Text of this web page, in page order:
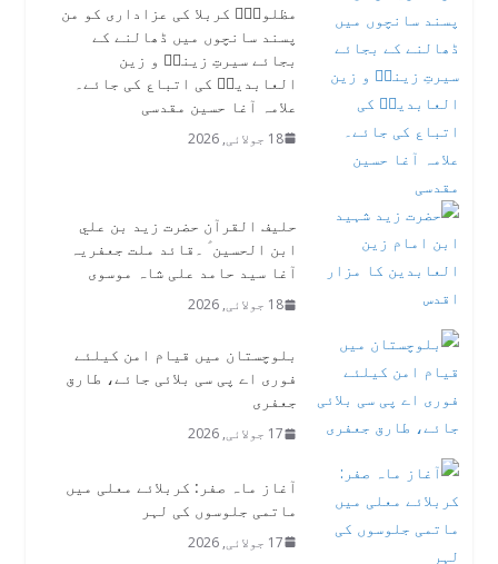
مظلومِؑ کربلا کی عزاداری کو من
پسند سانچوں میں ڈھالنے کے
بجائے سیرتِ زینبؑ و زین
العابدینؑ کی اتباع کی جائے۔
علامہ آغا حسین مقدسی
18 جولائی, 2026
حلیف القرآن حضرت زید بن علي
ابن الحسین ؑ ۔قائد ملت جعفریہ
آغا سید حامد علی شاہ موسوی
18 جولائی, 2026
بلوچستان میں قیام امن کیلئے
فوری اے پی سی بلائی جائے، طارق
جعفری
17 جولائی, 2026
آغاز ماہ صفر: کربلائے معلی میں
ماتمی جلوسوں کی لہر
17 جولائی, 2026